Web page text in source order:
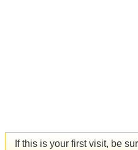
If this is your first visit, be